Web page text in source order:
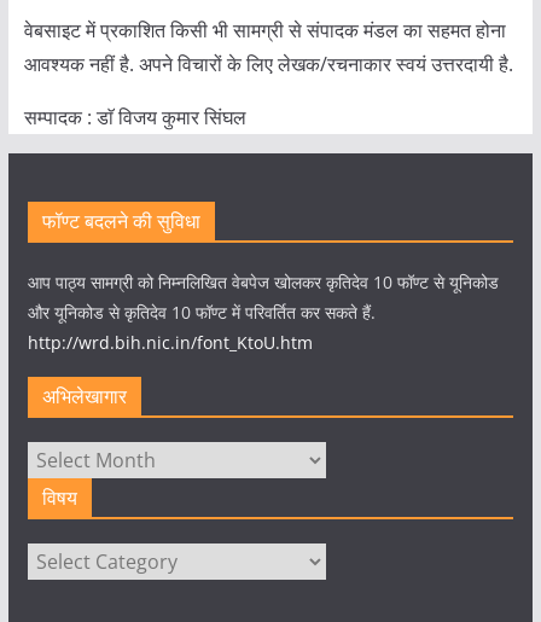
वेबसाइट में प्रकाशित किसी भी सामग्री से संपादक मंडल का सहमत होना
आवश्यक नहीं है. अपने विचारों के लिए लेखक/रचनाकार स्वयं उत्तरदायी है.
सम्पादक : डाॅ विजय कुमार सिंघल
फॉण्ट बदलने की सुविधा
आप पाठ्य सामग्री को निम्नलिखित वेबपेज खोलकर कृतिदेव 10 फॉण्ट से यूनिकोड
और यूनिकोड से कृतिदेव 10 फॉण्ट में परिवर्तित कर सकते हैं.
http://wrd.bih.nic.in/font_KtoU.htm
अभिलेखागार
अभिलेखागार
विषय
विषय